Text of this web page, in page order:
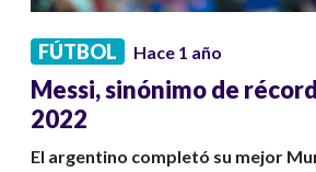
FÚTBOL Hace 1 año
Messi, sinónimo de
2022
El argentino completó su mejor